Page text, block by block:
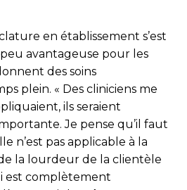
en établissement s’est
avantageuse pour les
des soins
plein. « Des cliniciens me
ils seraient
Je pense qu’il faut
n’est pas applicable à la
la lourdeur de la clientèle
est complètement